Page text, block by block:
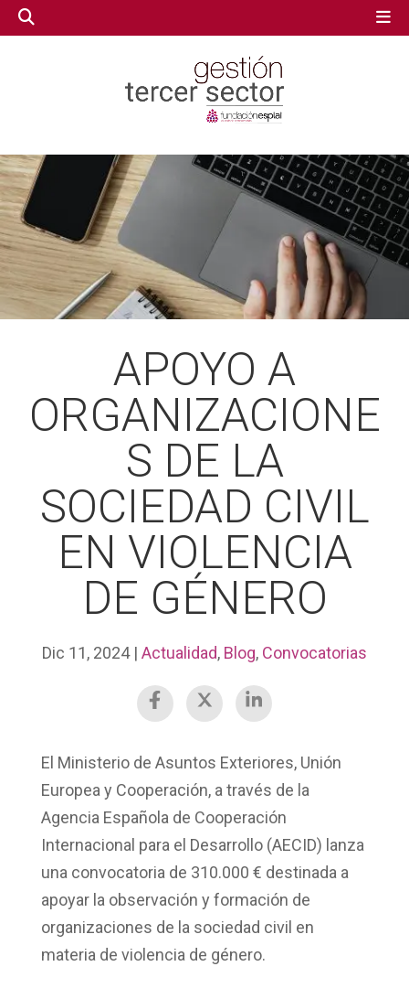
APOYO A
ORGANIZACIONE
S DE LA
SOCIEDAD CIVIL
EN VIOLENCIA
DE GÉNERO
Dic 11, 2024| Actualidad, Blog, Convocatorias
El Ministerio de Asuntos Exteriores, Unión
Europea y Cooperación, a través de la
Agencia Española de Cooperación
Internacional para el Desarrollo (AECID) lanza
una convocatoria de 310.000 € destinada a
apoyar la observación y formación de
organizaciones de la sociedad civil en
materia de violencia de género.
GESTIÓN TERCER SECTOR
CONECTA IA
VOLUNTARIADO.NET
GESTIÓN TERCER SECTOR
CONECTA IA
VOLUNTARIADO.NET